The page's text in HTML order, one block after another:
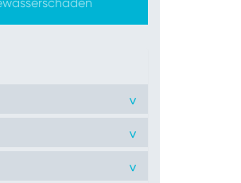
>
>
>